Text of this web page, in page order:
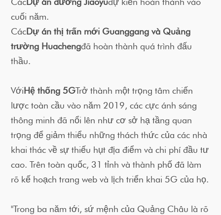
cuối năm.
CácDự án thị trấn mới Guanggang và Quảng
trường Huachengđã hoàn thành quá trình đấu
thầu.
VớiHệ thống 5GTrở thành một trọng tâm chiến
lược toàn cầu vào năm 2019, các cực ánh sáng
thông minh đã nổi lên như cơ sở hạ tầng quan
trọng để giảm thiểu những thách thức của các nhà
khai thác về sự thiếu hụt địa điểm và chi phí đầu tư
cao. Trên toàn quốc, 31 tỉnh và thành phố đã làm
rõ kế hoạch trang web và lịch triển khai 5G của họ.
"Trong ba năm tới, sứ mệnh của Quảng Châu là rõ